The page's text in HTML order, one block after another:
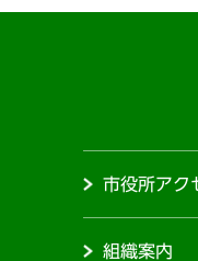
市役所アク
組織案内